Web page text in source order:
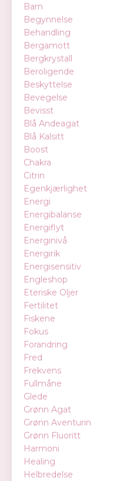
Barn
Begynnelse
Behandling
Bergamott
Bergkrystall
Beroligende
Beskyttelse
Bevegelse
Bevisst
Blå Andeagat
Blå Kalsitt
Boost
Chakra
Citrin
Egenkjærlighet
Energi
Energibalanse
Energiflyt
Energinivå
Energirik
Energisensitiv
Engleshop
Eteriske Oljer
Fertilitet
Fiskene
Fokus
Forandring
Fred
Frekvens
Fullmåne
Glede
Grønn Agat
Grønn Aventurin
Grønn Fluoritt
Harmoni
Healing
Helbredelse